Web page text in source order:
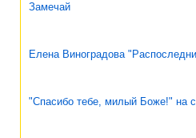
Замечай
Елена Виноградова
"Спасибо тебе, милый Боже!" на